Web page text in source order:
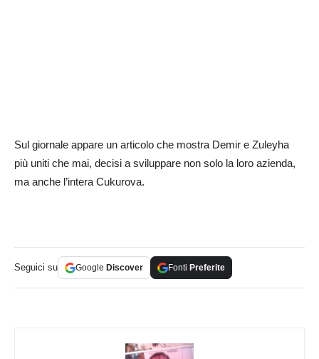
Sul giornale appare un articolo che mostra Demir e Zuleyha
più uniti che mai, decisi a sviluppare non solo la loro azienda,
ma anche l’intera Cukurova.
Seguici su Google Discover Fonti Preferite